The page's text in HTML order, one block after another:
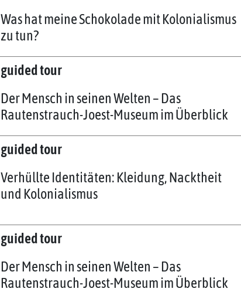
Was hat meine Schokolade mit Kolonialismus
zu tun?
guided tour
Der Mensch in seinen Welten – Das
Rautenstrauch-Joest-Museum im Überblick
guided tour
Verhüllte Identitäten: Kleidung, Nacktheit
und Kolonialismus
guided tour
Der Mensch in seinen Welten – Das
Rautenstrauch-Joest-Museum im Überblick